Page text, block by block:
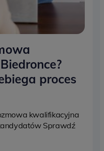
proces
kwalifikacyjna
Sprawdź